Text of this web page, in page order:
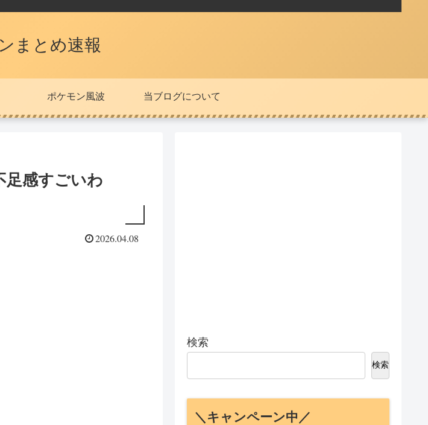
まとめ速報
ポケモン風波 当ブログについて
足感すごいわ
2026.04.08
検索
検索
＼キャンペーン中／